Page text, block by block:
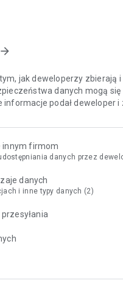
politykę prywatności oraz
arrow_forward
jak deweloperzy zbierają
danych mogą
podał deweloper
innym firmom
danych przez
danych
i inne typy danych (2)